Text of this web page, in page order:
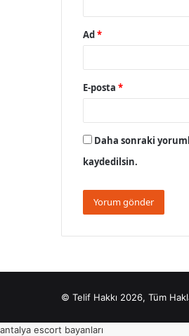
Ad *
E-posta *
Daha sonraki
kaydedilsin.
© Telif Hakkı 2026, Tüm
antalya escort bayanları